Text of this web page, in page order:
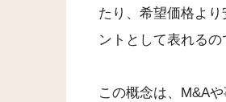
たり、希望価格よ
ントとして表れるの
この概念は、M&A